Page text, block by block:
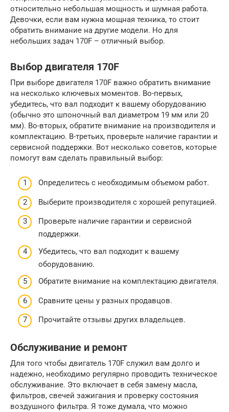
относительно небольшая мощность и шумная работа.
Девочки, если вам нужна мощная техника, то стоит
обратить внимание на другие модели. Но для
небольших задач 170F – отличный выбор.
Выбор двигателя 170F
При выборе двигателя 170F важно обратить внимание
на несколько ключевых моментов. Во-первых,
убедитесь, что вал подходит к вашему оборудованию
(обычно это шпоночный вал диаметром 19 мм или 20
мм). Во-вторых, обратите внимание на производителя и
комплектацию. В-третьих, проверьте наличие гарантии и
сервисной поддержки. Вот несколько советов, которые
помогут вам сделать правильный выбор:
Определитесь с необходимым объемом работ.
Выберите производителя с хорошей репутацией.
Проверьте наличие гарантии и сервисной
поддержки.
Убедитесь, что вал подходит к вашему
оборудованию.
Обратите внимание на комплектацию двигателя.
Сравните цены у разных продавцов.
Прочитайте отзывы других владельцев.
Обслуживание и ремонт
Для того чтобы двигатель 170F служил вам долго и
надежно, необходимо регулярно проводить техническое
обслуживание. Это включает в себя замену масла,
фильтров, свечей зажигания и проверку состояния
воздушного фильтра. Я тоже думала, что можно